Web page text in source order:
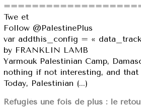
Twe et
Follow @PalestinePlus
var addthis_config = «
by FRANKLIN LAMB
Yarmouk Palestinian Camp,
nothing if not interesting, and
Today, Palestinian (...)
Réfugiés une fois de plus : le